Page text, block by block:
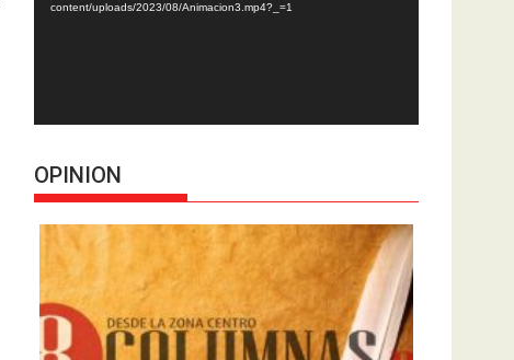
content/uploads/2023/08/Animacion3.mp4?_=1
OPINION